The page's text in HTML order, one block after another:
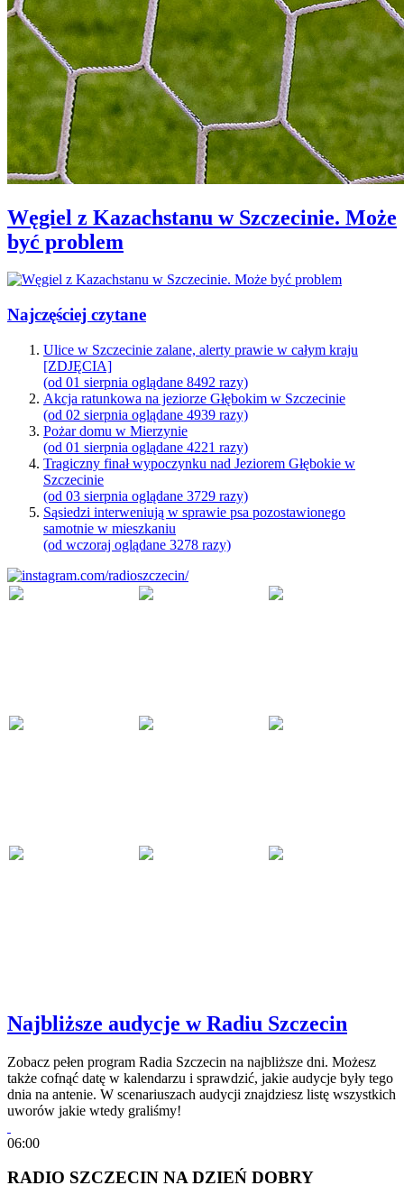
Węgiel z Kazachstanu w Szczecinie. Może
być problem
Najczęściej czytane
Ulice w Szczecinie zalane, alerty prawie w całym kraju
[ZDJĘCIA]
(od 01 sierpnia oglądane 8492 razy)
Akcja ratunkowa na jeziorze Głębokim w Szczecinie
(od 02 sierpnia oglądane 4939 razy)
Pożar domu w Mierzynie
(od 01 sierpnia oglądane 4221 razy)
Tragiczny finał wypoczynku nad Jeziorem Głębokie w
Szczecinie
(od 03 sierpnia oglądane 3729 razy)
Sąsiedzi interweniują w sprawie psa pozostawionego
samotnie w mieszkaniu
(od wczoraj oglądane 3278 razy)
Najbliższe audycje w Radiu Szczecin
Zobacz pełen program Radia Szczecin na najbliższe dni. Możesz
także cofnąć datę w kalendarzu i sprawdzić, jakie audycje były tego
dnia na antenie. W scenariuszach audycji znajdziesz listę wszystkich
uworów jakie wtedy graliśmy!
06:00
RADIO SZCZECIN NA DZIEŃ DOBRY